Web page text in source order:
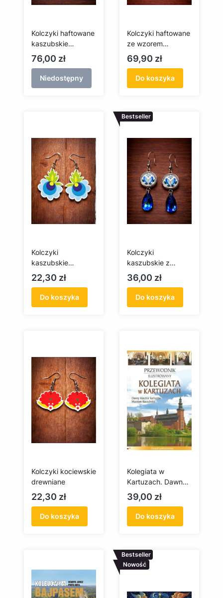
Kolczyki haftowane
kaszubskie
(tulipan)
Cena
76,00 zł
Niedostępny
Kolczyki haftowane
ze wzorem
kociewskim z
makami
Cena
69,90 zł
Do koszyka
Kolczyki
kaszubskie
drewniane
Cena
22,30 zł
Do koszyka
Bestseller
Kolczyki
kaszubskie z
haftem żukowskim,
wiszące
Cena
36,00 zł
Do koszyka
Kolczyki kociewskie
drewniane
Cena
22,30 zł
Do koszyka
Kolegiata w
Kartuzach. Dawny
klasztor kartuzów.
Muzeum
Kaszubskie
Cena
39,00 zł
Do koszyka
Bestseller
Nowość